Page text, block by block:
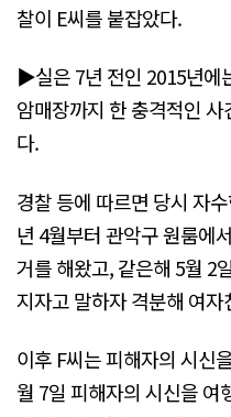
찰이 E씨를 붙잡았다.
▶실은 7년 전인 2015년에
암매장까지 한 충격적인
다.
경찰 등에 따르면 당시 자
년 4월부터 관악구 원룸에
거를 해왔고, 같은해 5월 2
지자고 말하자 격분해 여
이후 F씨는 피해자의 시신
월 7일 피해자의 시신을 여